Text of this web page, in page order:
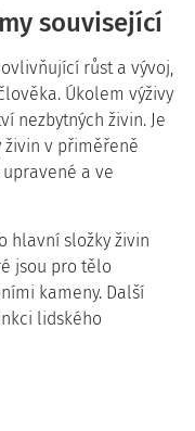
související
růst a vývoj,
Úkolem výživy
nezbytných živin. Je
živin v přiměřeně
a ve
hlavní složky živin
jsou pro tělo
kameny. Další
lidského